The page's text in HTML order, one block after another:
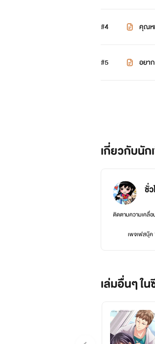
#4 คุณห
#5 อยา
เกี่ยวกับนัก
ชั่
ติดตามความเคลื่
เพจเฟสบุ๊
เล่มอื่นๆ ใ